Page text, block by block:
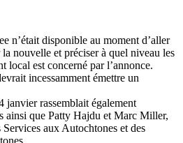
n’était disponible au moment d’aller
nouvelle et préciser à quel niveau les
local est concerné par l’annonce.
incessamment émettre un
janvier rassemblait également
ainsi que Patty Hajdu et Marc Miller,
aux Autochtones et des